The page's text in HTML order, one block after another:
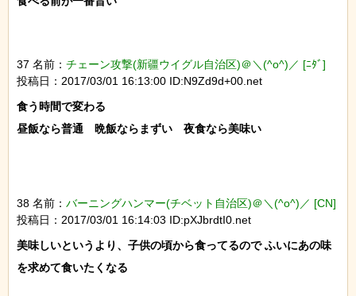
37 名前： チェーン攻撃(新疆ウイグル自治区)＠＼(^o^)／ [ﾆﾀﾞ]
投稿日：2017/03/01 16:13:00 ID:N9Zd9d+00.net
食う時間で変わる
昼飯なら普通　晩飯ならまずい　夜食なら美味い
38 名前： バーニングハンマー(チベット自治区)＠＼(^o^)／ [CN]
投稿日：2017/03/01 16:14:03 ID:pXJbrdtI0.net
美味しいというより、子供の頃から食ってるので ふいにあの味
を求めて食いたくなる